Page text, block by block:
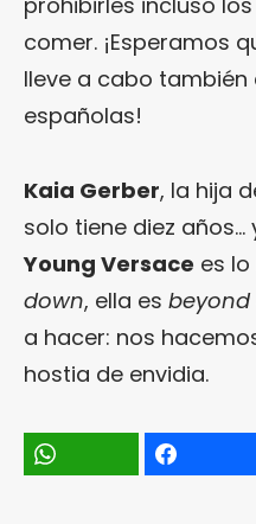
comer. ¡Esperamos
lleve a cabo también
españolas!
Kaia Gerber, la hija
solo tiene diez años…
Young Versace es lo
down, ella es beyond
a hacer: nos
hostia de envidia.